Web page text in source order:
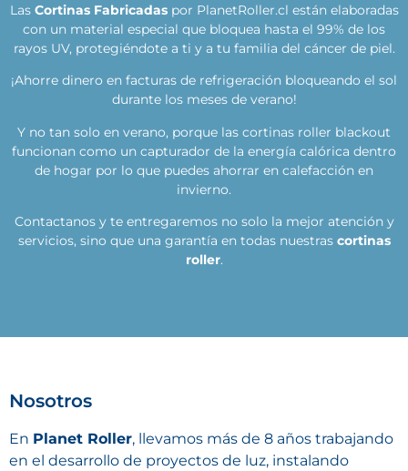
Las Cortinas Fabricadaspor PlanetRoller.cl están elaboradas
con un material especial que bloquea hasta el 99% de los
rayos UV, protegiéndote a ti y a tu familia del cáncer de piel.
¡Ahorre dinero en facturas de refrigeración bloqueando el sol
durante los meses de verano!
Y no tan solo en verano, porque las cortinas roller blackout
funcionan como un capturador de la energía calórica dentro
de hogar por lo que puedes ahorrar en calefacción en
invierno.
Contactanos y te entregaremos no solo la mejor atención y
servicios, sino que una garantía en todas nuestras cortinas
roller.
Nosotros
En Planet Roller, llevamos más de 8 años trabajando
en el desarrollo de proyectos de luz, instalando